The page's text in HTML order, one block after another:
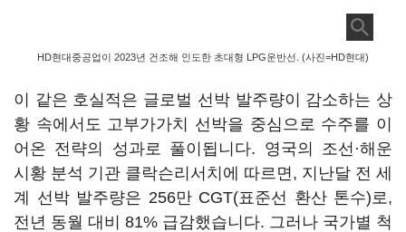
HD현대중공업이 2023년 건조해 인도한 초대형 LPG운반선. (사진=HD현대)
이 같은 호실적은 글로벌 선박 발주량이 감소하는 상
황 속에서도 고부가가치 선박을 중심으로 수주를 이
어온 전략의 성과로 풀이됩니다. 영국의 조선·해운
시황 분석 기관 클락슨리서치에 따르면, 지난달 전 세
계 선박 발주량은 256만 CGT(표준선 환산 톤수)로,
전년 동월 대비 81% 급감했습니다. 그러나 국가별 척